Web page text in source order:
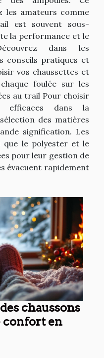
les amateurs comme
est souvent sous-
la performance et le
dans les
conseils pratiques et
vos chaussettes et
foulée sur les
au trail Pour choisir
efficaces dans la
des matières
signification. Les
que le polyester et le
pour leur gestion de
évacuent rapidement
chaussons
confort en